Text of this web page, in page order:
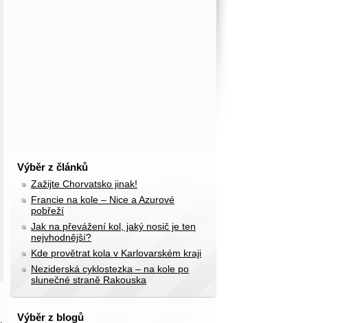
Výběr z článků
Zažijte Chorvatsko jinak!
Francie na kole – Nice a Azurové
pobřeží
Jak na převážení kol, jaký nosič je ten
nejvhodnější?
Kde provětrat kola v Karlovarském kraji
Neziderská cyklostezka – na kole po
slunečné straně Rakouska
Výběr z blogů